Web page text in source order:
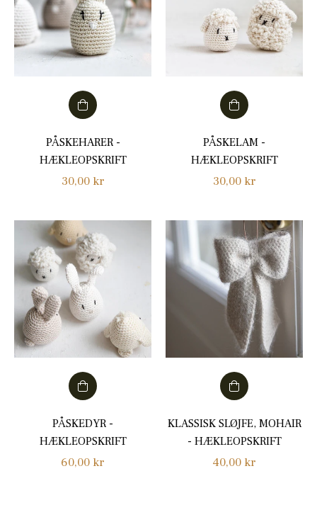
PÅSKEHARER -
HÆKLEOPSKRIFT
Normalpris
30,00 kr
PÅSKELAM -
HÆKLEOPSKRIFT
Normalpris
30,00 kr
PÅSKEDYR -
HÆKLEOPSKRIFT
Normalpris
60,00 kr
KLASSISK SLØJFE, MOHAIR
- HÆKLEOPSKRIFT
Normalpris
40,00 kr